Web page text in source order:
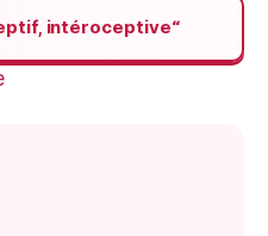
intéroceptive“